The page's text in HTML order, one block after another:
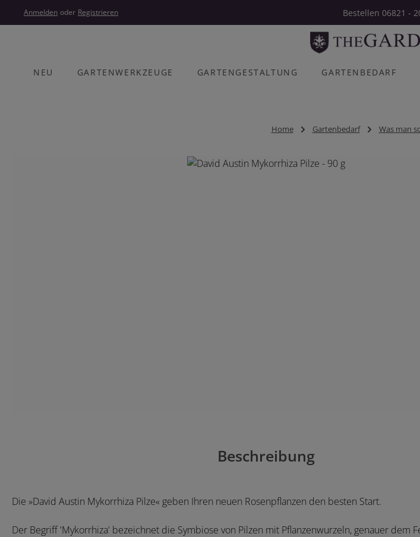
Hauptinhalt springen
Zur Hauptnavigation springen
Anmelden oder Registrieren Bestellen 06821 -
NEU GARTENWERKZEUGE GARTENGESTALTUNG GARTENBEDARF
Home Gartenbedarf Was man
Beschreibung
Die »David Austin Mykorrhiza Pilze« geben Ihren neuen Rosenpflanzen den besten Start.
Der Begriff 'Mykorrhiza' bezeichnet die Symbiose von Pilzen mit Pflanzenwurzeln, genauer dem